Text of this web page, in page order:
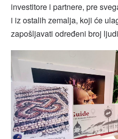
investitore i partnere, pre
i iz ostalih zemalja, koji će
zapošljavati određeni broj